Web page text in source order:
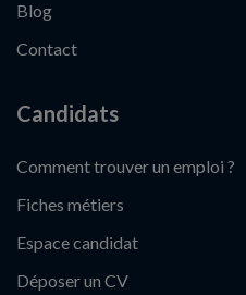
Blog
Contact
Candidats
Comment trouver un emploi ?
Fiches métiers
Espace candidat
Déposer un CV